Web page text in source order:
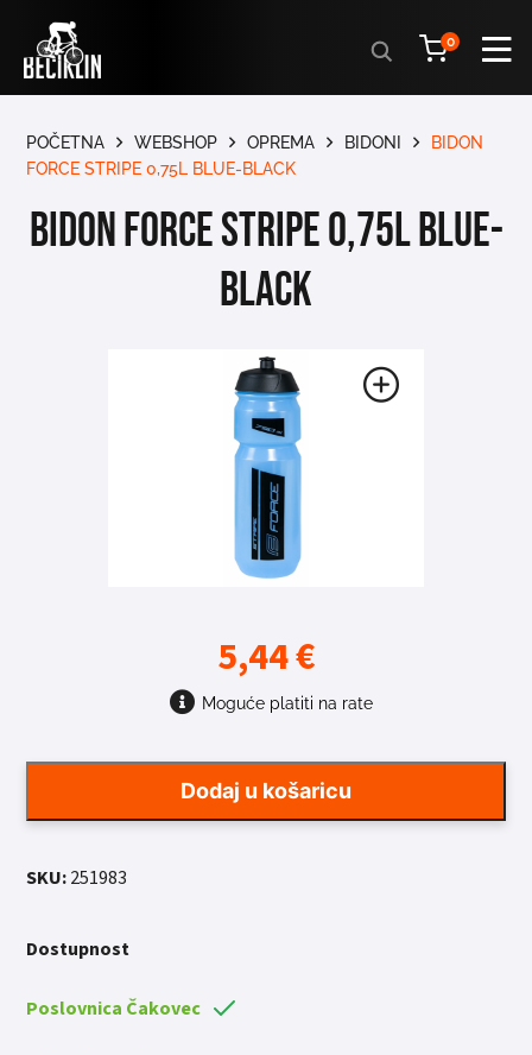
Products
search
0
POČETNA WEBSHOP OPREMA BIDONI
BIDON
FORCE STRIPE 0,75L BLUE-BLACK
BIDON FORCE STRIPE 0,75L BLUE-
BLACK
5,44€
Moguće platiti na rate
Dodaj u košaricu
SKU:251983
Dostupnost
Poslovnica Čakovec